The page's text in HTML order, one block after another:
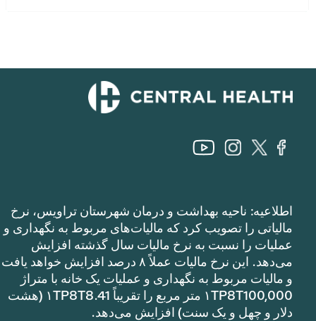
اطلاعیه: ناحیه بهداشت و درمان شهرستان تراویس، نرخ
مالیاتی را تصویب کرد که مالیات‌های مربوط به نگهداری و
عملیات را نسبت به نرخ مالیات سال گذشته افزایش
می‌دهد. این نرخ مالیات عملاً ۸ درصد افزایش خواهد یافت
و مالیات مربوط به نگهداری و عملیات یک خانه با متراژ
۱TP8T100,000 متر مربع را تقریباً ۱TP8T8.41 (هشت
دلار و چهل و یک سنت) افزایش می‌دهد.